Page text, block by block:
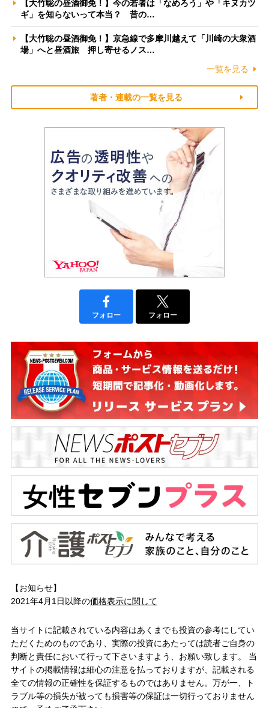
【大竹聡の昼酒御免！】今の若者は「なめろう」や「キヌカツ
ギ」を知らないって本当？ 昔の…
【大竹聡の昼酒御免！】京急線で多摩川越えて「川崎の大衆酒
場」へと昼酒旅 押し寄せるノス…
一覧を見る
著者・連載の一覧を見る
フォロー フォロー
【お知らせ】
2021年4月1日以降の価格表示に関して
当サイトに記載されている内容はあくまでも投資の参考にしてい
ただくためのものであり、実際の投資にあたっては読者ご自身の
判断と責任において行って下さいますよう、お願い致します。 当
サイトの掲載情報は細心の注意を払っておりますが、記載される
全ての情報の正確性を保証するものではありません。万が一、ト
ラブル等の損失が被っても損害等の保証は一切行っておりません